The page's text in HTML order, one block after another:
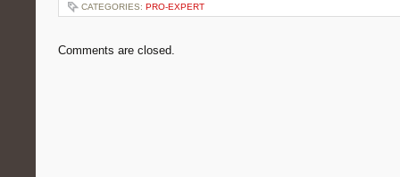
CATEGORIES: PRO-EXPERT
Comments are closed.